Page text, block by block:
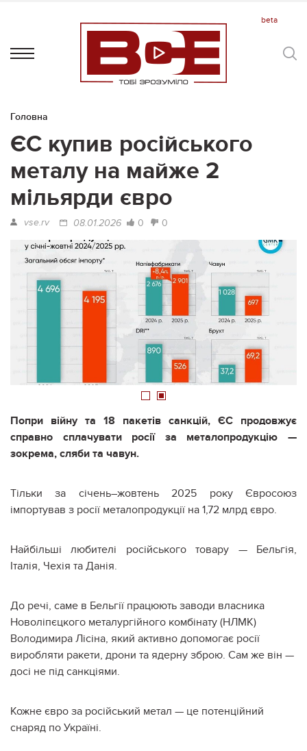
Головна
ЄС купив російського
металу на майже 2
мільярди євро
vse.rv 08.01.2026 0 0
1 2
Попри війну та 18 пакетів санкцій, ЄС продовжує
справно сплачувати росії за металопродукцію —
зокрема, сляби та чавун.
Тільки за січень–жовтень 2025 року Євросоюз
імпортував з росії металопродукції на 1,72 млрд євро.
Найбільші любителі російського товару — Бельгія,
Італія, Чехія та Данія.
До речі, саме в Бельгії працюють заводи власника
Новоліпєцкого металургійного комбінату (НЛМК)
Володимира Лісіна, який активно допомогає росії
виробляти ракети, дрони та ядерну зброю. Сам же він —
досі не під санкціями.
Кожне євро за російський метал — це потенційний
снаряд по Україні.